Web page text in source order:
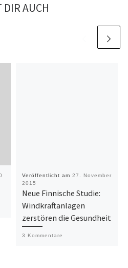
DIR AUCH
Veröffentlicht am 27. November
2015
Neue Finnische Studie:
Windkraftanlagen
zerstören die Gesundheit
3 Kommentare